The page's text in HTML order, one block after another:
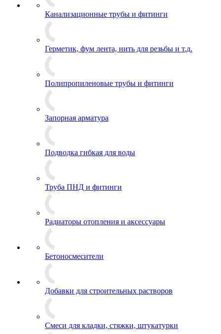
Канализационные трубы и фитинги
Герметик, фум лента, нить для резьбы и т.д.
Полипропиленовые трубы и фитинги
Запорная арматура
Подводка гибкая для воды
Труба ПНД и фитинги
Радиаторы отопления и аксессуары
Бетоносмесители
Добавки для строительных растворов
Смеси для кладки, стяжки, штукатурки